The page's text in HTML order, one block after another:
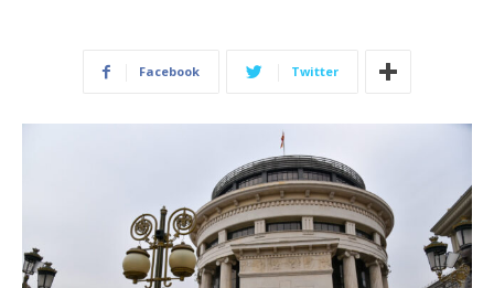
Facebook Twitter